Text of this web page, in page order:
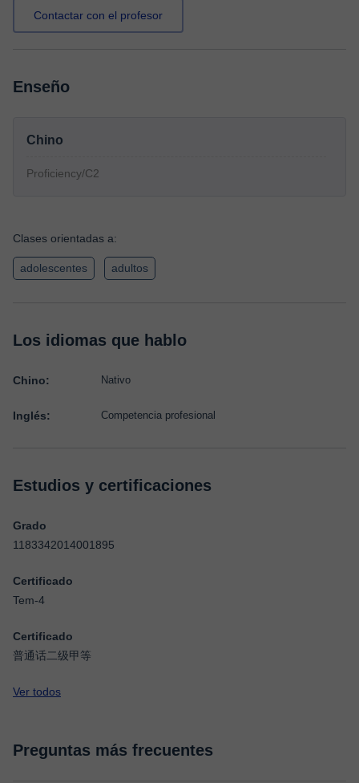
Contactar con el profesor
Enseño
Chino
Proficiency/C2
Clases orientadas a:
adolescentes adultos
Los idiomas que hablo
Chino: Nativo
Inglés: Competencia profesional
Estudios y certificaciones
Grado
1183342014001895
Certificado
Tem-4
Certificado
普通话二级甲等
Ver todos
Preguntas más frecuentes